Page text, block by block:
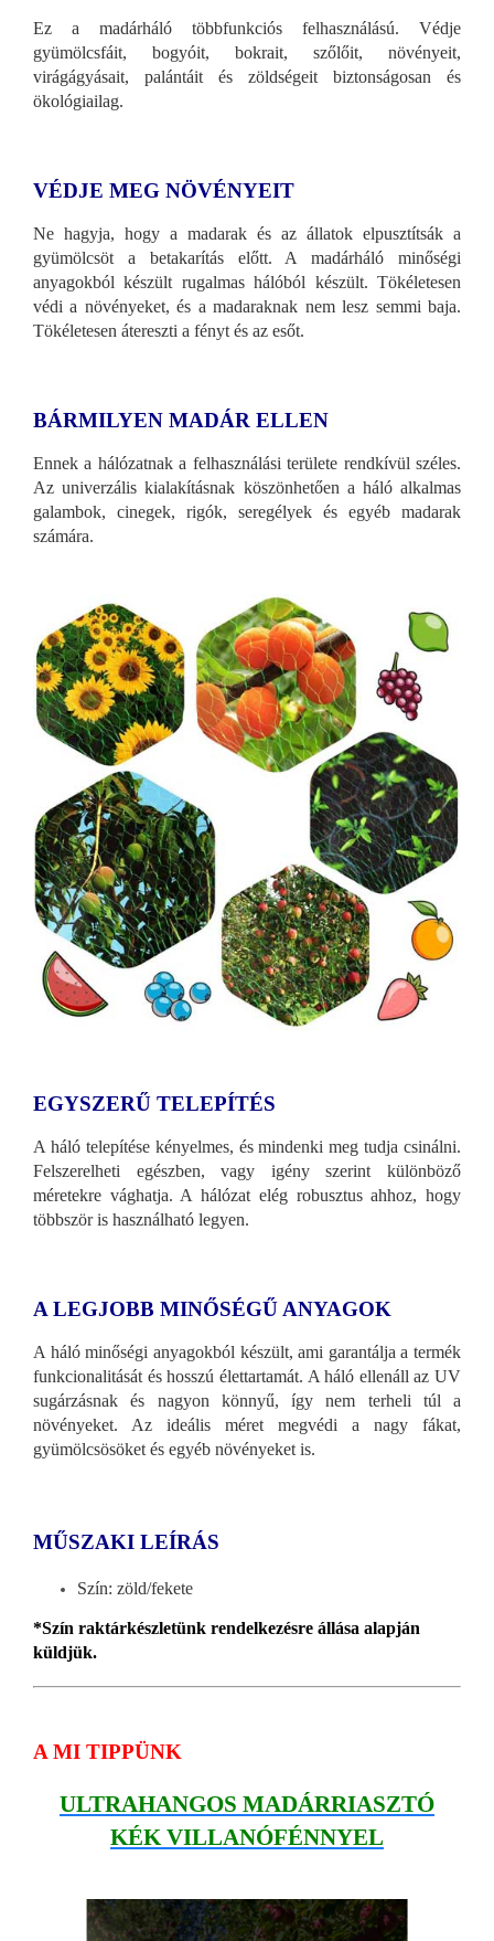
Ez a madárháló többfunkciós felhasználású. Védje
gyümölcsfáit, bogyóit, bokrait, szőlőit, növényeit,
virágágyásait, palántáit és zöldségeit biztonságosan és
ökológiailag.
VÉDJE MEG NÖVÉNYEIT
Ne hagyja, hogy a madarak és az állatok elpusztítsák a
gyümölcsöt a betakarítás előtt. A madárháló minőségi
anyagokból készült rugalmas hálóból készült. Tökéletesen
védi a növényeket, és a madaraknak nem lesz semmi baja.
Tökéletesen átereszti a fényt és az esőt.
BÁRMILYEN MADÁR ELLEN
Ennek a hálózatnak a felhasználási területe rendkívül széles.
Az univerzális kialakításnak köszönhetően a háló alkalmas
galambok, cinegek, rigók, seregélyek és egyéb madarak
számára.
EGYSZERŰ TELEPÍTÉS
A háló telepítése kényelmes, és mindenki meg tudja csinálni.
Felszerelheti egészben, vagy igény szerint különböző
méretekre vághatja. A hálózat elég robusztus ahhoz, hogy
többször is használható legyen.
A LEGJOBB MINŐSÉGŰ ANYAGOK
A háló minőségi anyagokból készült, ami garantálja a termék
funkcionalitását és hosszú élettartamát. A háló ellenáll az UV
sugárzásnak és nagyon könnyű, így nem terheli túl a
növényeket. Az ideális méret megvédi a nagy fákat,
gyümölcsösöket és egyéb növényeket is.
MŰSZAKI LEÍRÁS
Szín: zöld/fekete
*Szín raktárkészletünk rendelkezésre állása alapján
küldjük.
A MI TIPPÜNK
ULTRAHANGOS MADÁRRIASZTÓ
KÉK VILLANÓFÉNNYEL